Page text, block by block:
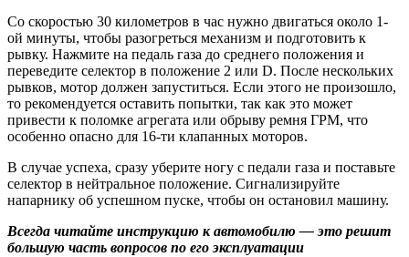
Со скоростью 30 километров в час нужно двигаться около 1-
ой минуты, чтобы разогреться механизм и подготовить к
рывку. Нажмите на педаль газа до среднего положения и
переведите селектор в положение 2 или D. После нескольких
рывков, мотор должен запуститься. Если этого не произошло,
то рекомендуется оставить попытки, так как это может
привести к поломке агрегата или обрыву ремня ГРМ, что
особенно опасно для 16-ти клапанных моторов.
В случае успеха, сразу уберите ногу с педали газа и поставьте
селектор в нейтральное положение. Сигнализируйте
напарнику об успешном пуске, чтобы он остановил машину.
Всегда читайте инструкцию к автомобилю — это решит
большую часть вопросов по его эксплуатации